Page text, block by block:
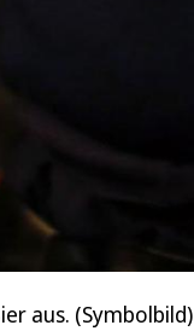
aus. (Symbolbild)